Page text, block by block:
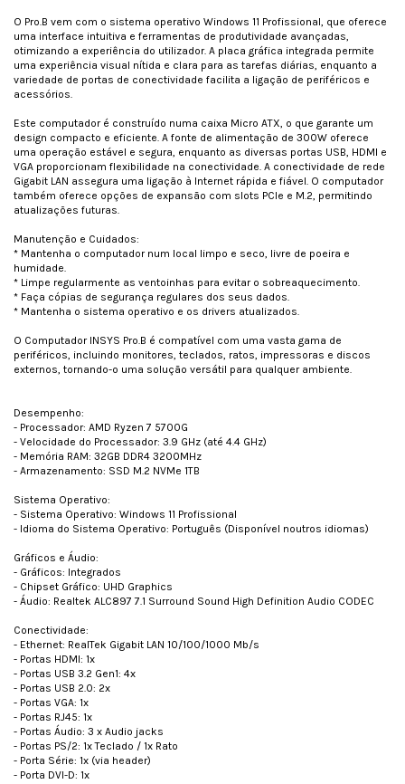
O Pro.B vem com o sistema operativo Windows 11 Profissional, que oferece
uma interface intuitiva e ferramentas de produtividade avançadas,
otimizando a experiência do utilizador. A placa gráfica integrada permite
uma experiência visual nítida e clara para as tarefas diárias, enquanto a
variedade de portas de conectividade facilita a ligação de periféricos e
acessórios.
Este computador é construído numa caixa Micro ATX, o que garante um
design compacto e eficiente. A fonte de alimentação de 300W oferece
uma operação estável e segura, enquanto as diversas portas USB, HDMI e
VGA proporcionam flexibilidade na conectividade. A conectividade de rede
Gigabit LAN assegura uma ligação à Internet rápida e fiável. O computador
também oferece opções de expansão com slots PCIe e M.2, permitindo
atualizações futuras.
Manutenção e Cuidados:
* Mantenha o computador num local limpo e seco, livre de poeira e
humidade.
* Limpe regularmente as ventoinhas para evitar o sobreaquecimento.
* Faça cópias de segurança regulares dos seus dados.
* Mantenha o sistema operativo e os drivers atualizados.
O Computador INSYS Pro.B é compatível com uma vasta gama de
periféricos, incluindo monitores, teclados, ratos, impressoras e discos
externos, tornando-o uma solução versátil para qualquer ambiente.
Desempenho:
- Processador: AMD Ryzen 7 5700G
- Velocidade do Processador: 3.9 GHz (até 4.4 GHz)
- Memória RAM: 32GB DDR4 3200MHz
- Armazenamento: SSD M.2 NVMe 1TB
Sistema Operativo:
- Sistema Operativo: Windows 11 Profissional
- Idioma do Sistema Operativo: Português (Disponível noutros idiomas)
Gráficos e Áudio:
- Gráficos: Integrados
- Chipset Gráfico: UHD Graphics
- Áudio: Realtek ALC897 7.1 Surround Sound High Definition Audio CODEC
Conectividade:
- Ethernet: RealTek Gigabit LAN 10/100/1000 Mb/s
- Portas HDMI: 1x
- Portas USB 3.2 Gen1: 4x
- Portas USB 2.0: 2x
- Portas VGA: 1x
- Portas RJ45: 1x
- Portas Áudio: 3 x Audio jacks
- Portas PS/2: 1x Teclado / 1x Rato
- Porta Série: 1x (via header)
- Porta DVI-D: 1x